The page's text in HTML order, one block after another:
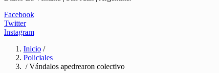
Facebook
Twitter
Instagram
Inicio /
Policiales
/ Vándalos apedrearon colectivo